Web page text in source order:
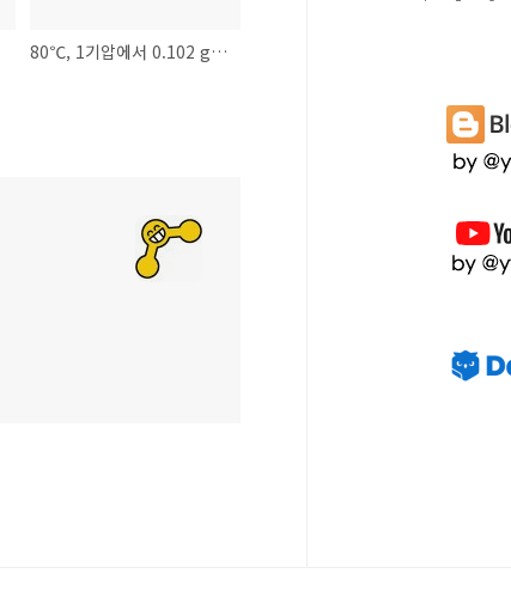
80℃, 1기압에서 0.102 g의 부피가 0.068 L인 기체의 몰질량